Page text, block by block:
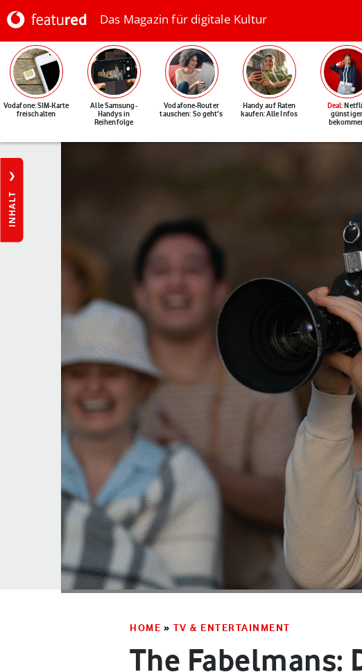
Das Magazin für digitale Kultur
Vodafone: SIM-Karte
freischalten
Alle Samsung-
Handys in
Reihenfolge
Vodafone-Router
tauschen: So geht's
Handy auf Raten
kaufen: Alle Infos
Deal:
günstiger
INHALT
HOME » TV & ENTERTAINMENT
The Fabelmans: